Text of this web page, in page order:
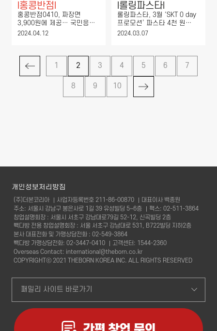
홍콩반점
홍콩반점0410, 짜장면
3,900원에 제공… 국민응원
캠페인 6탄 진행
2024.04.12
롤링파스타l
롤링파스타, 3월 ‘SKT 0 day
프로모션’ 파스타 4천 원
할인
2024.03.07
1 2 3 4 5 6 7
8 9 10
개인정보처리방침
(주)더본코리아 사업자등록번호 211-86-00870
대표이사 백종원
주소: 서울시 강남구 봉은사로 1길 39 유성빌딩 5~6층
팩스: 02-511-3864
창업설명회장 : 서울시 서초구 강남대로79길 52-12, 신곡빌딩 2층
빽다방 전용 창업설명회장 : 서울 서초구 강남대로 531, B722빌딩 지하2층
본사 대표전화 및 가맹상담전화 : 02-549-3864
빽다방 가맹상담전화: 02-3447-0410
고객센터: 1544-2360
Overseas Contact: international@theborn.co.kr
COPYRIGHTⓒ 2021 THEBORN KOREA INC. ALL RIGHTS RESERVED
패밀리 사이트 바로가기